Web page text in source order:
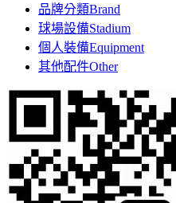
品牌分類Brand
球場設備Stadium
個人裝備Equipment
其他配件Other